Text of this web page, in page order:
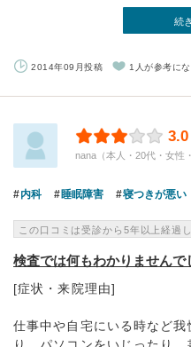
続
2014年09月投稿 1人が参考に
3.0
nana（本人・20代・女性
内科 睡眠障害 寝つきが悪い
この口コミは受診から5年以上経過
検査では何もわかりませんで
[症状・来院理由]
仕事中や自宅にいる時など